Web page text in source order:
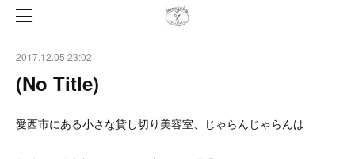
2017.12.05 23:02
(No Title)
愛西市にある小さな貸し切り美容室、じゃらんじゃらんは